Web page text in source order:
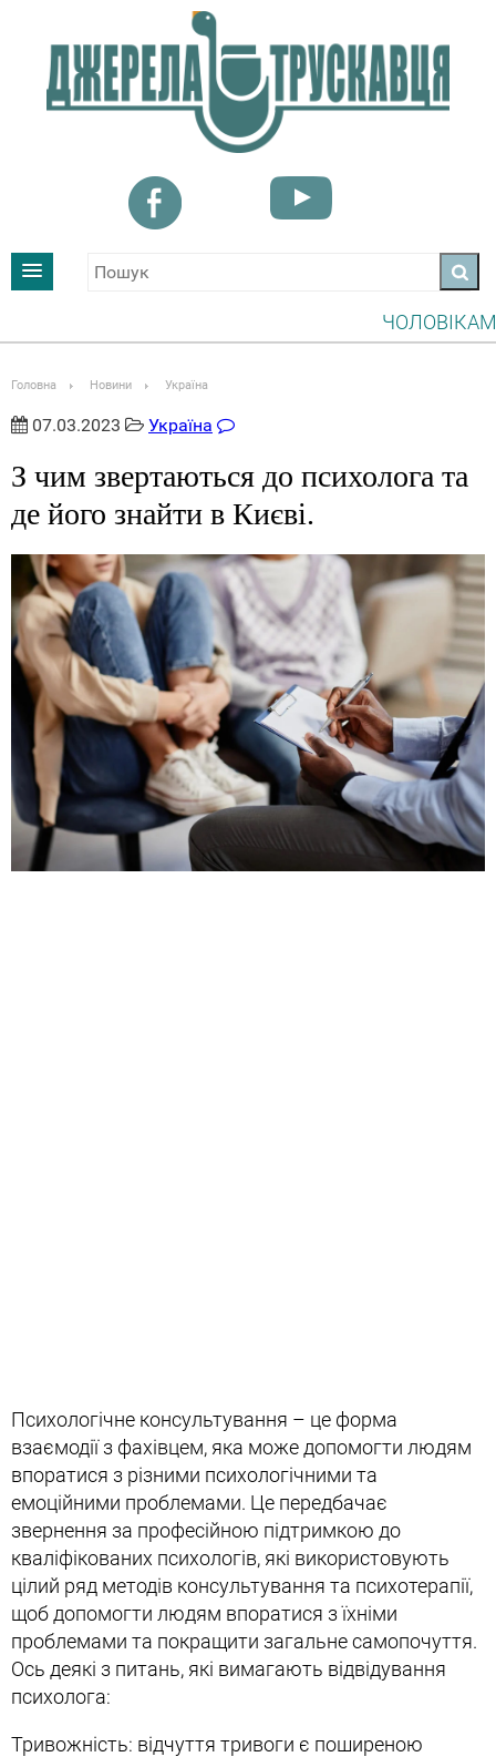
ЧОЛОВІКАМ,
Головна Новини Україна
07.03.2023 Україна
З чим звертаються до психолога та
де його знайти в Києві.
Психологічне консультування – це форма
взаємодії з фахівцем, яка може допомогти людям
впоратися з різними психологічними та
емоційними проблемами. Це передбачає
звернення за професійною підтримкою до
кваліфікованих психологів, які використовують
цілий ряд методів консультування та психотерапії,
щоб допомогти людям впоратися з їхніми
проблемами та покращити загальне самопочуття.
Ось деякі з питань, які вимагають відвідування
психолога:
Тривожність: відчуття тривоги є поширеною